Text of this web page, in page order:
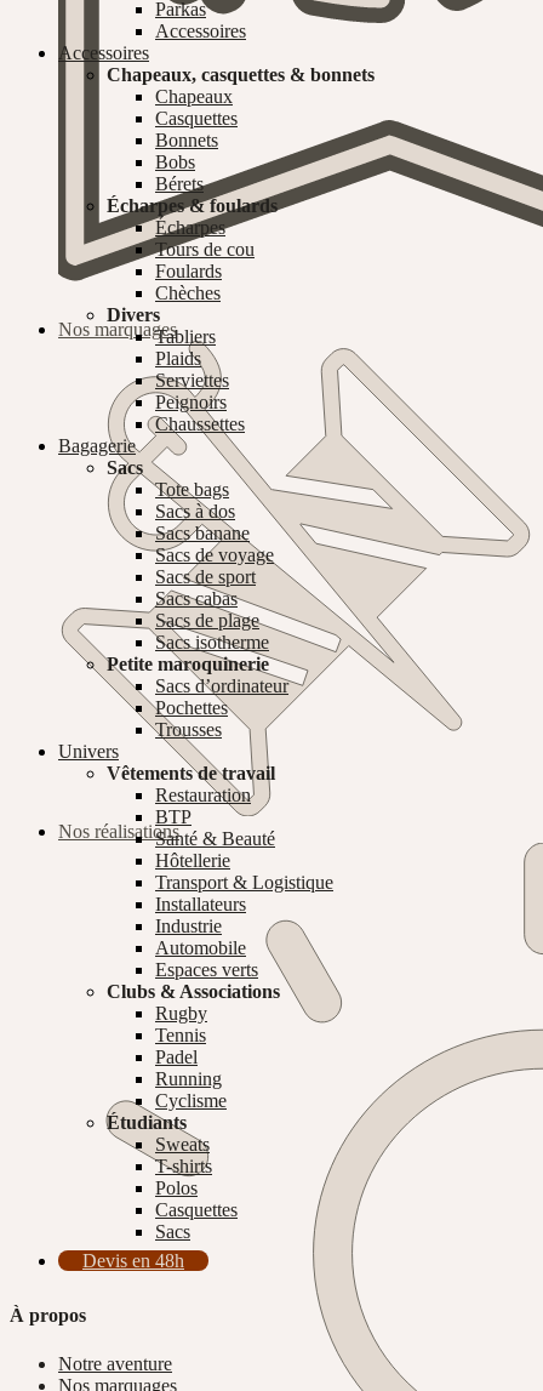
Nos marquages
Nos réalisations
Parkas
Accessoires
Accessoires
Chapeaux, casquettes & bonnets
Chapeaux
Casquettes
Bonnets
Bobs
Bérets
Écharpes & foulards
Écharpes
Tours de cou
Foulards
Chèches
Divers
Tabliers
Plaids
Serviettes
Peignoirs
Chaussettes
Bagagerie
Sacs
Tote bags
Sacs à dos
Sacs banane
Sacs de voyage
Sacs de sport
Sacs cabas
Sacs de plage
Sacs isotherme
Petite maroquinerie
Sacs d’ordinateur
Pochettes
Trousses
Univers
Vêtements de travail
Restauration
BTP
Santé & Beauté
Hôtellerie
Transport & Logistique
Installateurs
Industrie
Automobile
Espaces verts
Clubs & Associations
Rugby
Tennis
Padel
Running
Cyclisme
Étudiants
Sweats
T-shirts
Polos
Casquettes
Sacs
Devis en 48h
À propos
Notre aventure
Nos marquages